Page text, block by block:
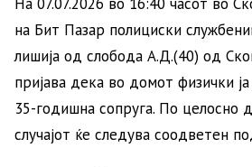
на Бит Пазар полициски
лишија од слобода А.Д.(40) од
пријава дека во домот физички
35-годишна сопруга. По целосно
случајот ќе следува соодветен